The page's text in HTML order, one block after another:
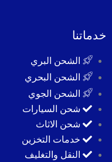
خدماتنا
الشحن البري
الشحن البحري
الشحن الجوي
شحن السيارات
شحن الاثاث
خدمات التخزين
النقل والتغليف